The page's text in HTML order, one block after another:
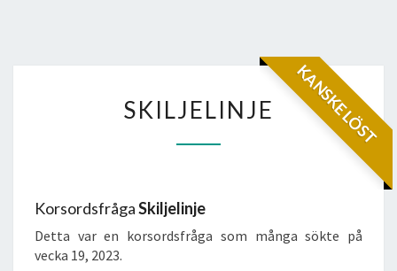
KANSKE LÖST
SKILJELINJE
SKILJELINJE
KorsordsfrågaSkiljelinje
Detta var en korsordsfråga som många sökte på
vecka 19, 2023.